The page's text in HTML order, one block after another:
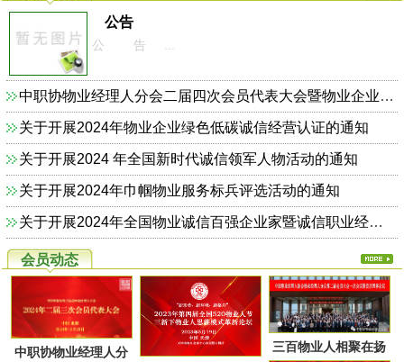
公告
公 告 ...
中职协物业经理人分会二届四次会员代表大会暨物业企业依法合规诚信经营主题研讨会的通知
关于开展2024年物业企业绿色低碳诚信经营认证的通知
关于开展2024 年全国新时代诚信领军人物活动的通知
关于开展2024年巾帼物业服务标兵评选活动的通知
关于开展2024年全国物业诚信百强企业家暨诚信职业经理人的通知
会员动态
中职协物业经理人分
三百物业人相聚在扬